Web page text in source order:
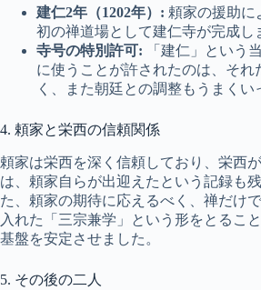
建仁2年（1202年）: 頼家の援助に
初の禅道場として建仁寺が完成し
寺号の特別許可: 「建仁」という
に使うことが許されたのは、それ
く、また朝廷との調整もうまくい
4. 頼家と栄西の信頼関係
頼家は栄西を深く信頼しており、栄西
は、頼家自らが出迎えたという記録も
た、頼家の期待に応えるべく、禅だけ
入れた「三宗兼学」という形をとるこ
基盤を安定させました。
5. その後の二人